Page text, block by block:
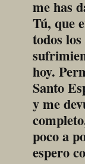
me has
Tú, que
todos
hoy.
Santo
y me
poco a
espero